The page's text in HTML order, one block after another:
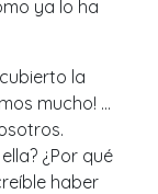
ya lo ha
la
mucho! …
¿Por qué
haber